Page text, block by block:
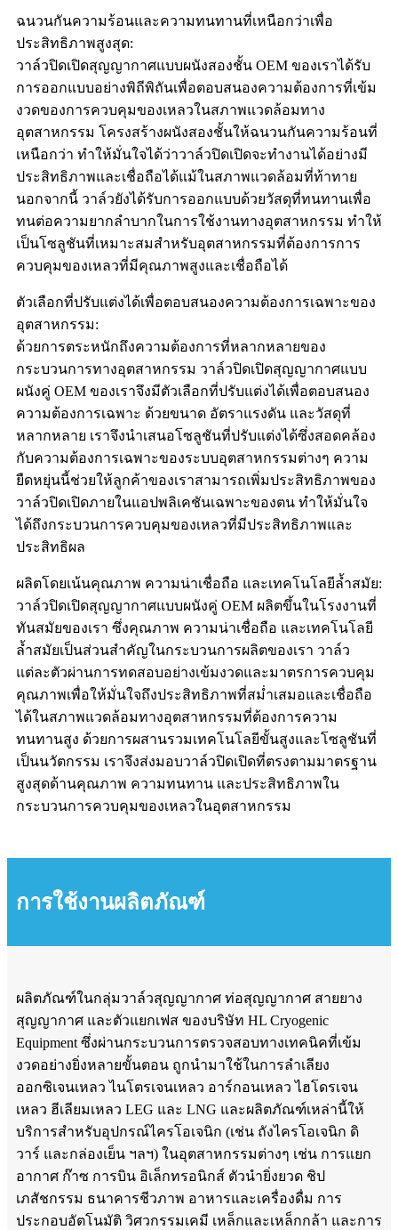
ฉนวนกันความร้อนและความทนทานที่เหนือกว่าเพื่อ
ประสิทธิภาพสูงสุด:
วาล์วปิดเปิดสุญญากาศแบบผนังสองชั้น OEM ของเราได้รับ
การออกแบบอย่างพิถีพิถันเพื่อตอบสนองความต้องการที่เข้ม
งวดของการควบคุมของเหลวในสภาพแวดล้อมทาง
อุตสาหกรรม โครงสร้างผนังสองชั้นให้ฉนวนกันความร้อนที่
เหนือกว่า ทำให้มั่นใจได้ว่าวาล์วปิดเปิดจะทำงานได้อย่างมี
ประสิทธิภาพและเชื่อถือได้แม้ในสภาพแวดล้อมที่ท้าทาย
นอกจากนี้ วาล์วยังได้รับการออกแบบด้วยวัสดุที่ทนทานเพื่อ
ทนต่อความยากลำบากในการใช้งานทางอุตสาหกรรม ทำให้
เป็นโซลูชันที่เหมาะสมสำหรับอุตสาหกรรมที่ต้องการการ
ควบคุมของเหลวที่มีคุณภาพสูงและเชื่อถือได้
ตัวเลือกที่ปรับแต่งได้เพื่อตอบสนองความต้องการเฉพาะของ
อุตสาหกรรม:
ด้วยการตระหนักถึงความต้องการที่หลากหลายของ
กระบวนการทางอุตสาหกรรม วาล์วปิดเปิดสุญญากาศแบบ
ผนังคู่ OEM ของเราจึงมีตัวเลือกที่ปรับแต่งได้เพื่อตอบสนอง
ความต้องการเฉพาะ ด้วยขนาด อัตราแรงดัน และวัสดุที่
หลากหลาย เราจึงนำเสนอโซลูชันที่ปรับแต่งได้ซึ่งสอดคล้อง
กับความต้องการเฉพาะของระบบอุตสาหกรรมต่างๆ ความ
ยืดหยุ่นนี้ช่วยให้ลูกค้าของเราสามารถเพิ่มประสิทธิภาพของ
วาล์วปิดเปิดภายในแอปพลิเคชันเฉพาะของตน ทำให้มั่นใจ
ได้ถึงกระบวนการควบคุมของเหลวที่มีประสิทธิภาพและ
ประสิทธิผล
ผลิตโดยเน้นคุณภาพ ความน่าเชื่อถือ และเทคโนโลยีล้ำสมัย:
วาล์วปิดเปิดสุญญากาศแบบผนังคู่ OEM ผลิตขึ้นในโรงงานที่
ทันสมัยของเรา ซึ่งคุณภาพ ความน่าเชื่อถือ และเทคโนโลยี
ล้ำสมัยเป็นส่วนสำคัญในกระบวนการผลิตของเรา วาล์ว
แต่ละตัวผ่านการทดสอบอย่างเข้มงวดและมาตรการควบคุม
คุณภาพเพื่อให้มั่นใจถึงประสิทธิภาพที่สม่ำเสมอและเชื่อถือ
ได้ในสภาพแวดล้อมทางอุตสาหกรรมที่ต้องการความ
ทนทานสูง ด้วยการผสานรวมเทคโนโลยีขั้นสูงและโซลูชันที่
เป็นนวัตกรรม เราจึงส่งมอบวาล์วปิดเปิดที่ตรงตามมาตรฐาน
สูงสุดด้านคุณภาพ ความทนทาน และประสิทธิภาพใน
กระบวนการควบคุมของเหลวในอุตสาหกรรม
การใช้งานผลิตภัณฑ์
ผลิตภัณฑ์ในกลุ่มวาล์วสุญญากาศ ท่อสุญญากาศ สายยาง
สุญญากาศ และตัวแยกเฟส ของบริษัท HL Cryogenic
Equipment ซึ่งผ่านกระบวนการตรวจสอบทางเทคนิคที่เข้ม
งวดอย่างยิ่งหลายขั้นตอน ถูกนำมาใช้ในการลำเลียง
ออกซิเจนเหลว ไนโตรเจนเหลว อาร์กอนเหลว ไฮโดรเจน
เหลว ฮีเลียมเหลว LEG และ LNG และผลิตภัณฑ์เหล่านี้ให้
บริการสำหรับอุปกรณ์ไครโอเจนิก (เช่น ถังไครโอเจนิก ดิ
วาร์ และกล่องเย็น ฯลฯ) ในอุตสาหกรรมต่างๆ เช่น การแยก
อากาศ ก๊าซ การบิน อิเล็กทรอนิกส์ ตัวนำยิ่งยวด ชิป
เภสัชกรรม ธนาคารชีวภาพ อาหารและเครื่องดื่ม การ
ประกอบอัตโนมัติ วิศวกรรมเคมี เหล็กและเหล็กกล้า และการ